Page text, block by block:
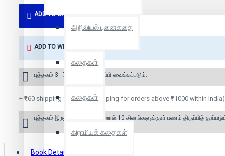
அறிவியல் புனைகதை
கதைகள்
கதைகள்
கிராமியக் கதைகள்
ADD TO CART
ADD TO WISH LIST
புத்தகம் 3 - 7 நாட்களில் அனுப்பி வைக்கப்படும்.
+ ₹60 shipping fee* (Free shipping for orders above ₹1000 within India)
புத்தகம் இருப்பில் இல்லை என்றால் 10 தினங்களுக்குள் பணம் திருப்பித்
Book Details